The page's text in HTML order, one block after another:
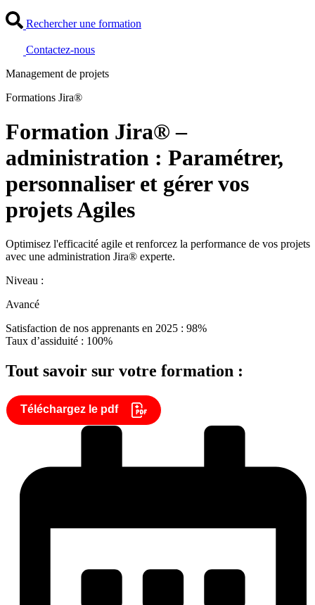
Rechercher une formation
Contactez-nous
Management de projets
Formations Jira®
Formation Jira® –
administration : Paramétrer,
personnaliser et gérer vos
projets Agiles
Optimisez l'efficacité agile et renforcez la performance de vos projets
avec une administration Jira® experte.
Niveau :
Avancé
Satisfaction de nos apprenants en 2025 : 98%
Taux d’assiduité : 100%
Tout savoir sur votre formation :
Téléchargez le pdf